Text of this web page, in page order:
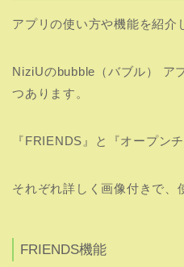
アプリの使い方や機能を紹介
NiziUのbubble（バブル） ア
つあります。
『FRIENDS』と『オープン
それぞれ詳しく画像付きで、
FRIENDS機能